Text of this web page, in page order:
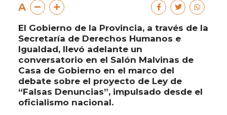
A
El Gobierno de la Provincia, a través de la
Secretaría de Derechos Humanos e
Igualdad, llevó adelante un
conversatorio en el Salón Malvinas de
Casa de Gobierno en el marco del
debate sobre el proyecto de Ley de
“Falsas Denuncias”, impulsado desde el
oficialismo nacional.